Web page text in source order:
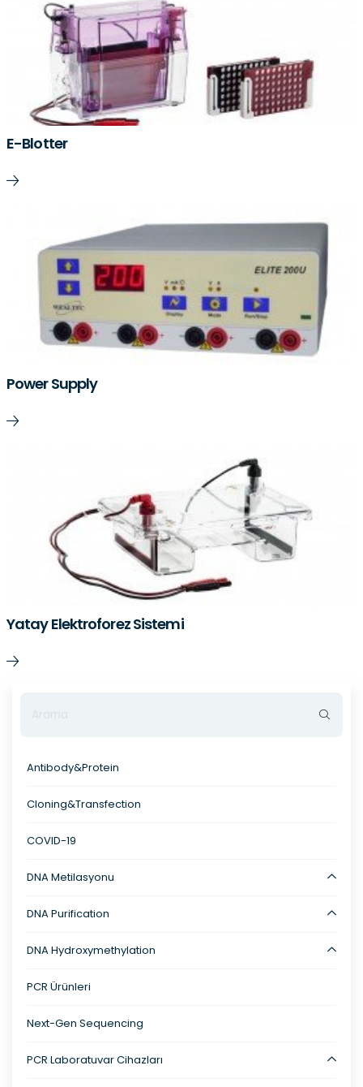
Antibody&Protein
Cloning&Transfection
COVID-19
DNA Metilasyonu
DNA Purification
DNA Hydroxymethylation
PCR Ürünleri
Next-Gen Sequencing
PCR Laboratuvar Cihazları
E-Blotter
Power Supply
Yatay Elektroforez Sistemi